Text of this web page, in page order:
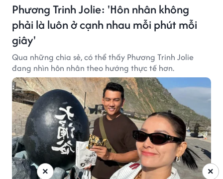
Phương Trinh Jolie: 'Hôn nhân không
phải là luôn ở cạnh nhau mỗi phút mỗi
giây'
Qua những chia sẻ, có thể thấy Phương Trinh Jolie
đang nhìn hôn nhân theo hướng thực tế hơn.
×
×